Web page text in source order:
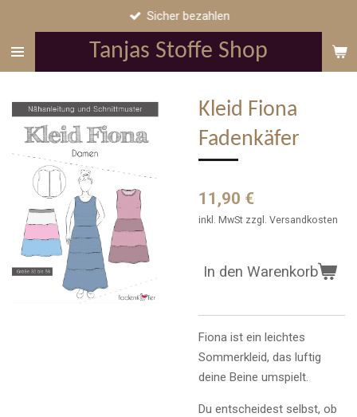
springen
Tanjas Stoffe Shop
Sicher bezahlen
Kleid Fiona
Fadenkäfer
11,90 €
inkl. MwSt zzgl. Versandkosten
In den Warenkorb
Fiona ist ein leichtes
Sommerkleid, das luftig
deine Beine umspielt.
Du entscheidest selbst, ob